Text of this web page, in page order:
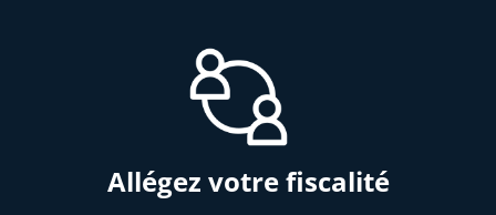
Allégez votre fiscalité